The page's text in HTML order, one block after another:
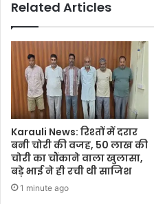
Related Articles
Karauli News: रिश्तों में दरार
बनी चोरी की वजह, 50 लाख की
चोरी का चौंकाने वाला खुलासा,
बड़े भाई ने ही रची थी साजिश
1 minute ago